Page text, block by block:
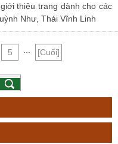
thiệu trang dành cho các
Như, Thái Vĩnh Linh
5 [Cuối]